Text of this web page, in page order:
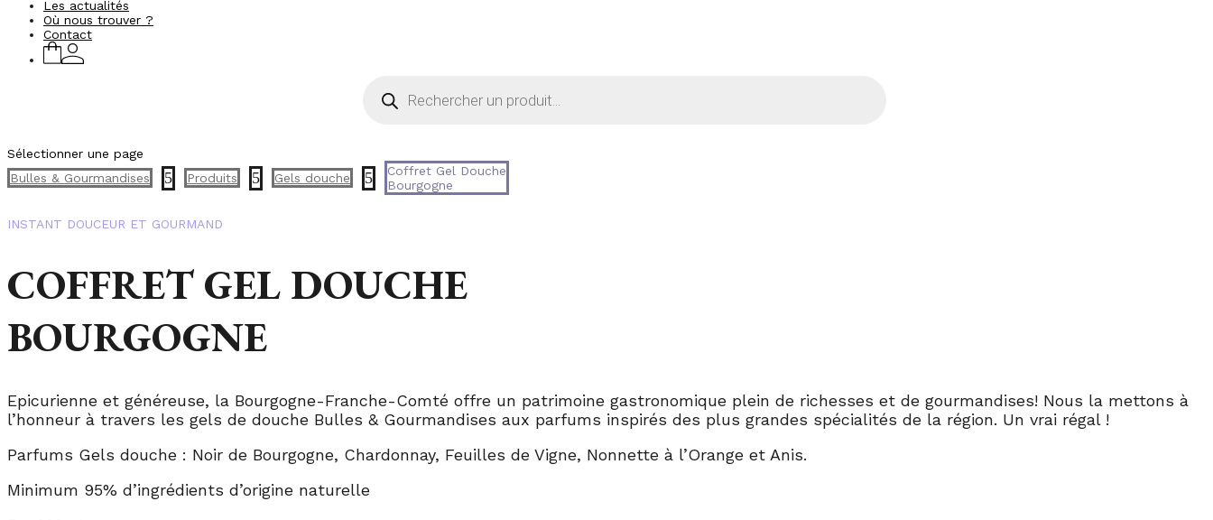
Les actualités
Où nous trouver ?
Contact
produits
Sélectionner une page
Bulles & Gourmandises
5 Produits 5 Gels douche 5
Coffret Gel Douche
Bourgogne
INSTANT DOUCEUR ET GOURMAND
COFFRET GEL DOUCHE
BOURGOGNE
Epicurienne et généreuse, la Bourgogne-Franche-Comté offre un patrimoine gastronomique plein de richesses et de gourmandises! Nous la mettons à
l’honneur à travers les gels de douche Bulles & Gourmandises aux parfums inspirés des plus grandes spécialités de la région. Un vrai régal !
Parfums Gels douche : Noir de Bourgogne, Chardonnay, Feuilles de Vigne, Nonnette à l’Orange et Anis.
Minimum 95% d’ingrédients d’origine naturelle